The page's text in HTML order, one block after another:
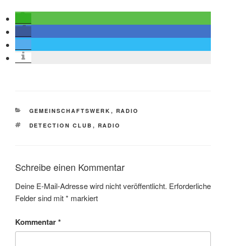
KATEGORIEN
GEMEINSCHAFTSWERK , RADIO
SCHLAGWÖRTER
DETECTION CLUB , RADIO
Schreibe einen Kommentar
Deine E-Mail-Adresse wird nicht veröffentlicht. Erforderliche
Felder sind mit* markiert
Kommentar*